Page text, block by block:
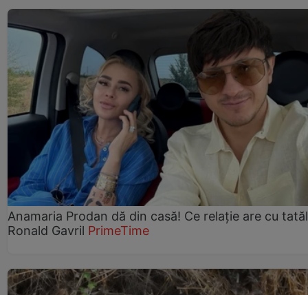
Anamaria Prodan dă din casă! Ce relație are cu
Ronald Gavril PrimeTime